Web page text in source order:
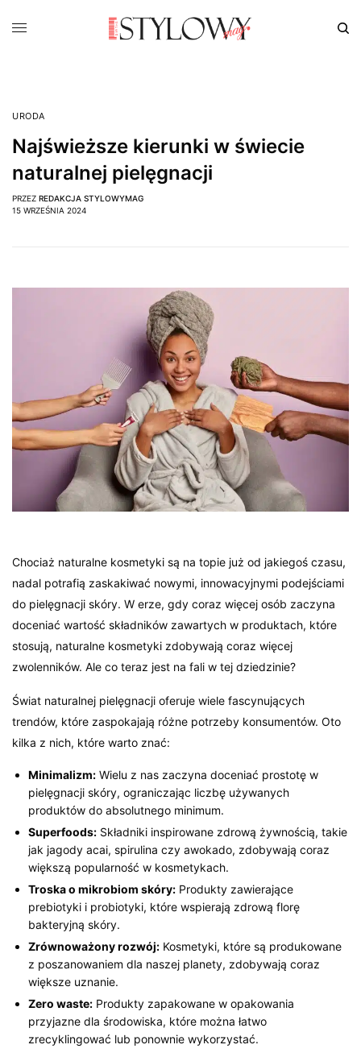
URODA
Najświeższe kierunki w świecie
naturalnej pielęgnacji
PRZEZ REDAKCJA STYLOWYMAG
15 WRZEŚNIA 2024
Chociaż naturalne kosmetyki są na topie już od jakiegoś czasu,
nadal potrafią zaskakiwać nowymi, innowacyjnymi podejściami
do pielęgnacji skóry. W erze, gdy coraz więcej osób zaczyna
doceniać wartość składników zawartych w produktach, które
stosują, naturalne kosmetyki zdobywają coraz więcej
zwolenników. Ale co teraz jest na fali w tej dziedzinie?
Świat naturalnej pielęgnacji oferuje wiele fascynujących
trendów, które zaspokajają różne potrzeby konsumentów. Oto
kilka z nich, które warto znać:
Minimalizm: Wielu z nas zaczyna doceniać prostotę w
pielęgnacji skóry, ograniczając liczbę używanych
produktów do absolutnego minimum.
Superfoods: Składniki inspirowane zdrową żywnością, takie
jak jagody acai, spirulina czy awokado, zdobywają coraz
większą popularność w kosmetykach.
Troska o mikrobiom skóry: Produkty zawierające
prebiotyki i probiotyki, które wspierają zdrową florę
bakteryjną skóry.
Zrównoważony rozwój: Kosmetyki, które są produkowane
z poszanowaniem dla naszej planety, zdobywają coraz
większe uznanie.
Zero waste: Produkty zapakowane w opakowania
przyjazne dla środowiska, które można łatwo
zrecyklingować lub ponownie wykorzystać.